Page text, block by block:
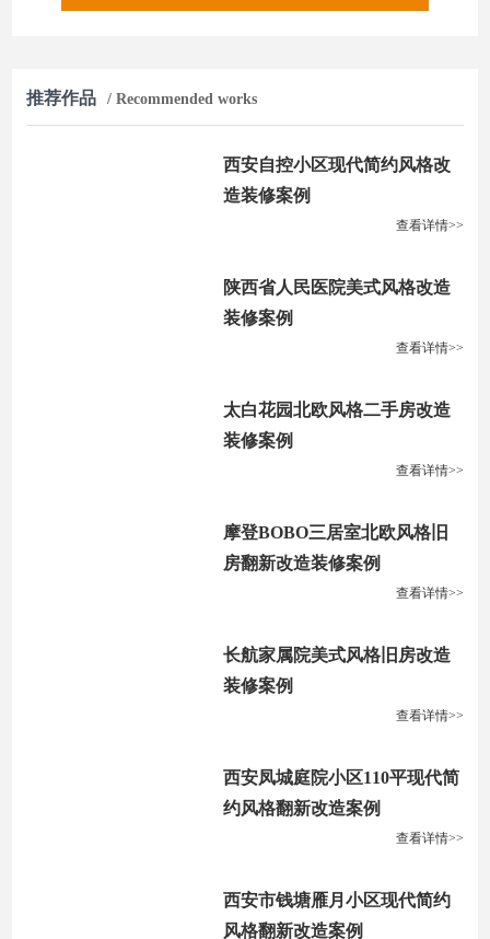
推荐作品 / Recommended works
西安自控小区现代简约风格改
造装修案例
查看详情>>
陕西省人民医院美式风格改造
装修案例
查看详情>>
太白花园北欧风格二手房改造
装修案例
查看详情>>
摩登BOBO三居室北欧风格旧
房翻新改造装修案例
查看详情>>
长航家属院美式风格旧房改造
装修案例
查看详情>>
西安凤城庭院小区110平现代简
约风格翻新改造案例
查看详情>>
西安市钱塘雁月小区现代简约
风格翻新改造案例